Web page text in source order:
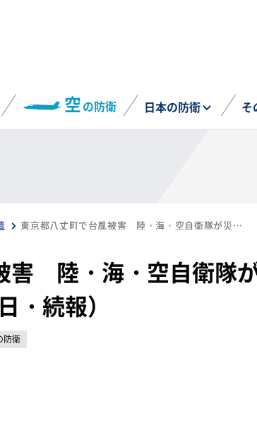
空の防衛 日本の防衛 そ
東京都八丈町で台風被害 陸・海・空自衛隊が災害派遣出動（10月10日・続報）
害 陸・海・空自衛隊
・続報）
防衛